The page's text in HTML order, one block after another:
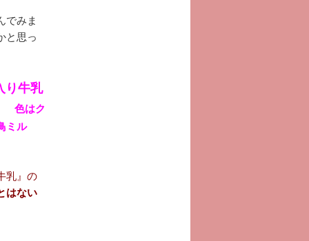
でみま
と思っ
り牛乳
色はク
ミル
乳』の
はない